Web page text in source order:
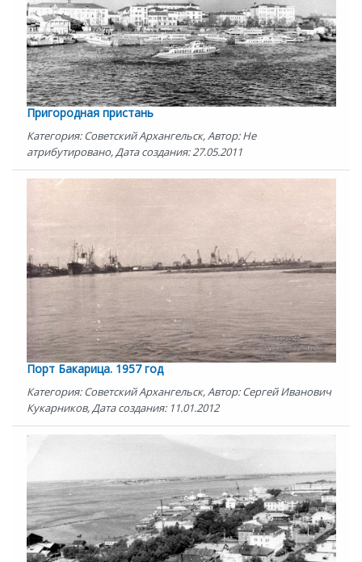
Пригородная пристань
Категория: Советский Архангельск, Автор: Не
атрибутировано, Дата создания: 27.05.2011
Порт Бакарица. 1957 год
Категория: Советский Архангельск, Автор: Сергей Иванович
Кукарников, Дата создания: 11.01.2012